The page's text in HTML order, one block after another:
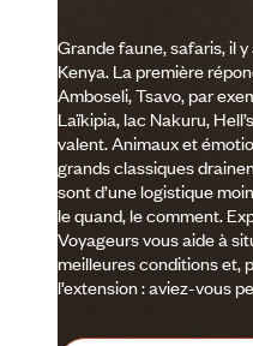
Grande faune, safaris, il
Kenya. La première
Amboseli, Tsavo, par
Laïkipia, lac Nakuru,
valent. Animaux et
grands classiques
sont d’une logistique
le quand, le comment.
Voyageurs vous aide à
meilleures conditions et,
l’extension : aviez-vous